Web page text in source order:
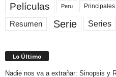
Películas Peru Principales
Resumen Serie Series
Lo Último
Nadie nos va a extrañar: Sinopsis y